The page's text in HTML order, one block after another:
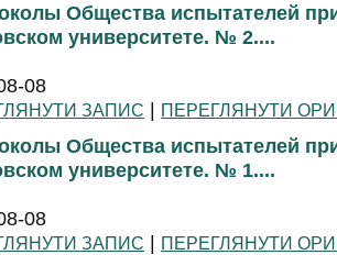
Общества испытателей
университете. № 2....
08
ЗАПИС | ПЕРЕГЛЯНУТИ
Общества испытателей
университете. № 1....
08
ЗАПИС | ПЕРЕГЛЯНУТИ